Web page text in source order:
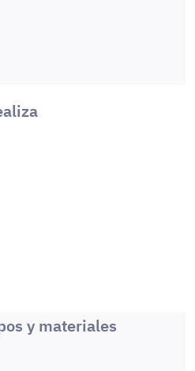
y materiales